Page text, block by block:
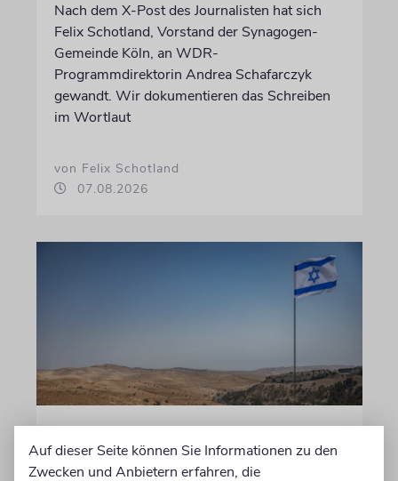
Nach dem X-Post des Journalisten hat sich
Felix Schotland, Vorstand der Synagogen-
Gemeinde Köln, an WDR-
Programmdirektorin Andrea Schafarczyk
gewandt. Wir dokumentieren das Schreiben
im Wortlaut
von Felix Schotland
07.08.2026
JUSTIZ
Israelischer Siedler wegen
Auf dieser Seite können Sie Informationen zu den
Zwecken und Anbietern erfahren, die